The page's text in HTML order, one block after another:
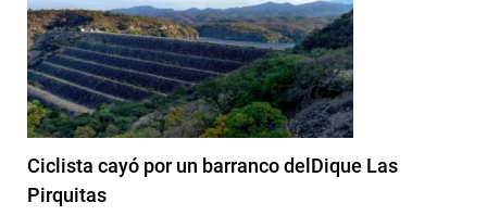
Ciclista cayó por un barranco delDique Las
Pirquitas